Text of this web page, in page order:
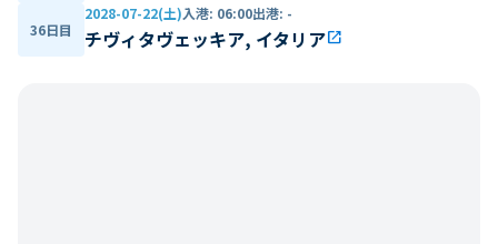
36日目
2028-07-22(土)入港: 06:00出港: -
チヴィタヴェッキア, イタリアopen_in_new